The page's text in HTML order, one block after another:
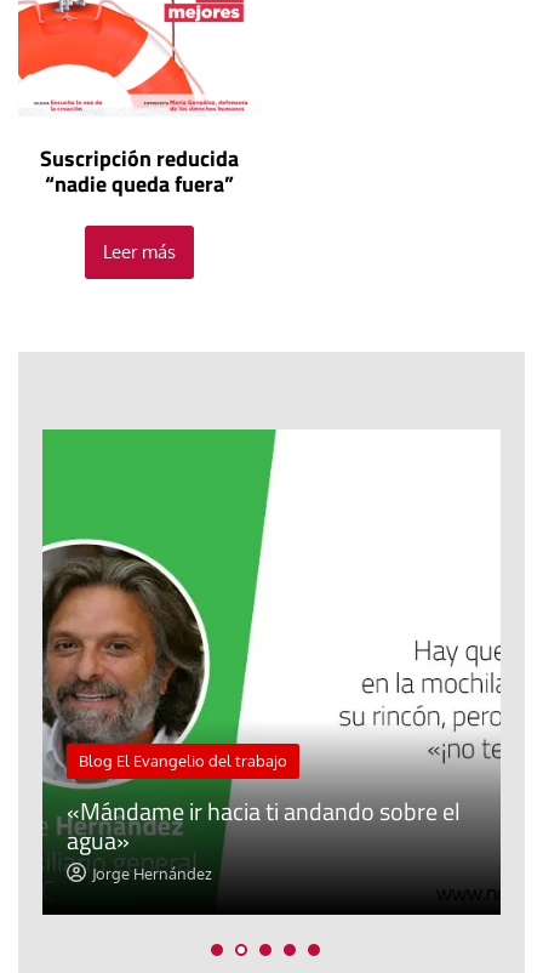
Suscripción reducida
“nadie queda fuera”
Leer más
Blog El Evangelio del trabajo
«Mándame ir hacia ti andando sobre el
agua»
Jorge Hernández